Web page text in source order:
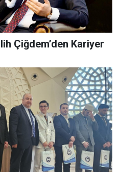
Çiğdem’den Kariyer